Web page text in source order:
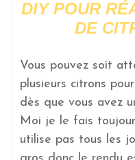
DIY POUR
DE
Vous pouvez soit
plusieurs citrons
dès que vous avez
Moi je le fais
utilise pas tous les